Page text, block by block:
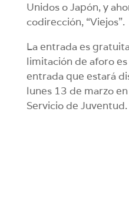
Unidos o Japón, y
codirección, “Viejos”.
La entrada es
limitación de aforo
entrada que estará
lunes 13 de marzo
Servicio de Juventud.